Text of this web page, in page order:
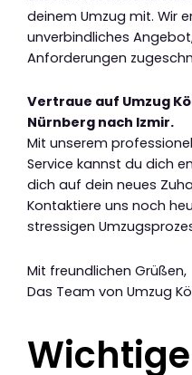
deinem Umzug mit. Wir
unverbindliches
Anforderungen
Vertraue auf Umzug
Nürnberg nach Izmir.
Mit unserem
Service kannst du dich
dich auf dein neues
Kontaktiere uns noch
stressigen
Mit freundlichen Grüßen,
Das Team von Umzug